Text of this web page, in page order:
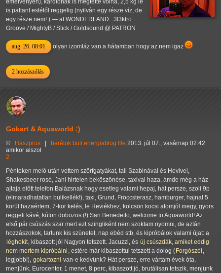
emelvényen), kardiónak is megtette volna, 2,5 kg le
is pattant estétől reggelig (nyilván egy része víz, de
egy része nem! ) — at WONDERLAND : 3l3ktro
Groove / MightyB / Stick / Goldsound @ PATRON
aug. 26. 08:01 olyan izomláz van a hátamban hogy az nem igaz
2 hozzászólás
Gokart & Aquaworld :)
© Haszprus barátok buli energiablog life 2013. júl 07., vasárnap 02:42
amikor alszol
2
Pénteken meló után vettem szörfgatyákat, tali Szabinával és Hevivel,
Shakesbeer rosé, Jani hirtelen beköszönése, taxival haza, ámde még a ház
ajtaja előtt telefon Balázsnak hogy esetleg valami hepaj, hát persze, szoli 9p
(elmaradhatatlan bulikellék!), taxi, Grund, Fröccsterasz, hamburger, hajnal 5
körül hazaértem, 7-kor kelés, le Heviékhez, kölcsön kocsi atomjól megy, gyors
reggeli kávé, kúton dobozos (!) San Benedetto, welcome to Aquaworld! Az
első pár csúszás szar mert ezt szingliként nem szoktam nyomni, de aztán
hozzászokok, tartunk kis szünetet, nap ebéd stb, és kipróbálok valami újat: a
léghokit, kibaszott jó! Nagyon tetszett. Jacuzzi, és új csúszdák, amiket eddig
nem mertem kipróbálni , estére már kibaszottul tetszett a dolog ( Forgószél ,
legjobb!), gokartozni van-e kedvünk? Hát persze, erre vártam évek óta,
menjünk, Eurocenter, 1 menet, 8 perc, kibaszott jó, brutálisan tetszik, menjünk